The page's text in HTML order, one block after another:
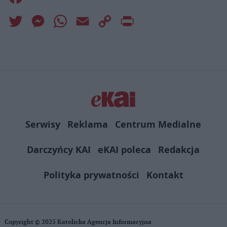
Twitter MessengerWhatsApp
Email
Copy
Serwisy Reklama
Centrum Medialne
Darczyńcy KAI
eKAI poleca
Redakcja
Polityka prywatności
Kontakt
Copyright © 2025 Katolicka Agencja Informacyjna